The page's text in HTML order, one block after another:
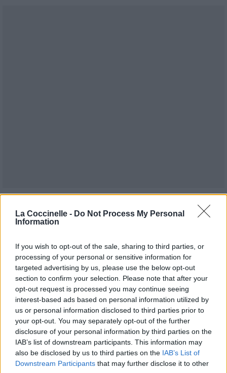
La Coccinelle - Do Not Process My Personal
Information
If you wish to opt-out of the sale, sharing to third parties, or
processing of your personal or sensitive information for
targeted advertising by us, please use the below opt-out
section to confirm your selection. Please note that after your
opt-out request is processed you may continue seeing
interest-based ads based on personal information utilized by
us or personal information disclosed to third parties prior to
your opt-out. You may separately opt-out of the further
disclosure of your personal information by third parties on the
IAB’s list of downstream participants. This information may
also be disclosed by us to third parties on the IAB’s List of
Downstream Participants that may further disclose it to other
le 28 novembre
2018 à 14h31.
Albums : Delta
⇑
Paroles + Traduction Téléchargement
Vidéos
Commentaires
Pour prolonger le plaisir musical :